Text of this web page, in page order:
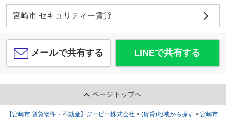
宮崎市 セキュリティー賃貸
メールで共有する LINEで共有する
ページトップへ
【宮崎市 賃貸物件・不動産】ジーピー株式会社 > (賃貸)地域から探す > 宮崎市